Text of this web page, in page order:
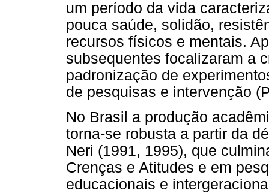
um período da vida
pouca saúde, solidão,
recursos físicos e mentais.
subsequentes focalizaram a
padronização de
de pesquisas e intervenção
No Brasil a produção
torna-se robusta a partir da
Neri (1991, 1995), que
Crenças e Atitudes e em
educacionais e